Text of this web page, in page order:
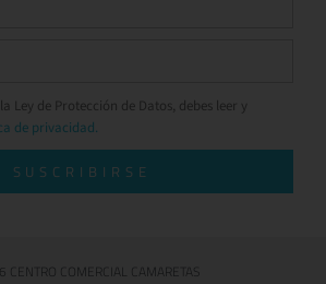
Ley de Protección de Datos, debes leer y
de privacidad.
SUSCRIBIRSE
CENTRO COMERCIAL CAMARETAS